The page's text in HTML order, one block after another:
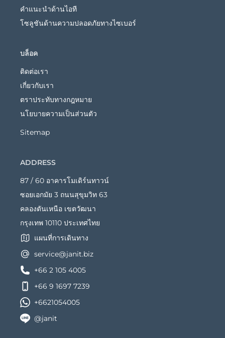
คำแนะนำด้านไอที
โซลูชันด้านความปลอดภัยทางไซเบอร์
บล็อค
ติดต่อเรา
เกี่ยวกับเรา
ตราประทับทางกฎหมาย
นโยบายความเป็นส่วนตัว
Sitemap
ADDRESS
87 / 60 อาคารโมเดิร์นทาวน์
ซอยเอกมัย 3 ถนนสุขุมวิท 63
คลองตันเหนือ เขตวัฒนา
กรุงเทพ 10110 ประเทศไทย
แผนที่การเดินทาง
service@janit.biz
+66 2 105 4005
+66 9 1697 7239
+6621054005
@janit